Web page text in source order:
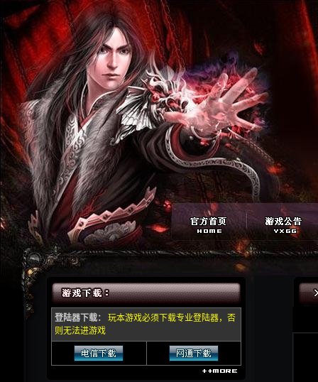
登陆器下载：
玩本游戏必须下载专业登陆器，否
则无法进游戏